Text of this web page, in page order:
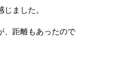
ました。
、距離もあったので